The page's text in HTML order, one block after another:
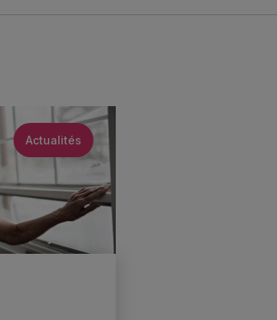
Actualités